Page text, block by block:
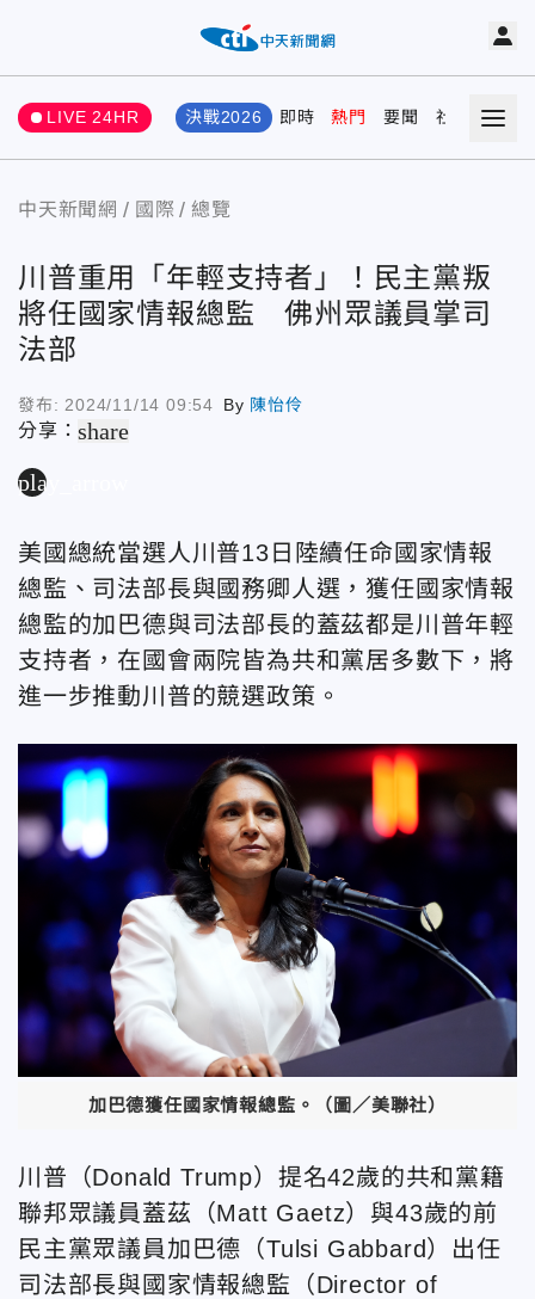
LIVE 24HR 決戰2026 即時 熱門 要聞 社會 娛樂
中天新聞網 國際 總覽
川普重用「年輕支持者」！民主黨叛
將任國家情報總監 佛州眾議員掌司
法部
發布: 2024/11/14 09:54 By 陳怡伶
分享：share
play_arrow
美國總統當選人川普13日陸續任命國家情報
總監、司法部長與國務卿人選，獲任國家情報
總監的加巴德與司法部長的蓋茲都是川普年輕
支持者，在國會兩院皆為共和黨居多數下，將
進一步推動川普的競選政策。
加巴德獲任國家情報總監。（圖／美聯社）
川普（Donald Trump）提名42歲的共和黨籍
聯邦眾議員蓋茲（Matt Gaetz）與43歲的前
民主黨眾議員加巴德（Tulsi Gabbard）出任
司法部長與國家情報總監（Director of